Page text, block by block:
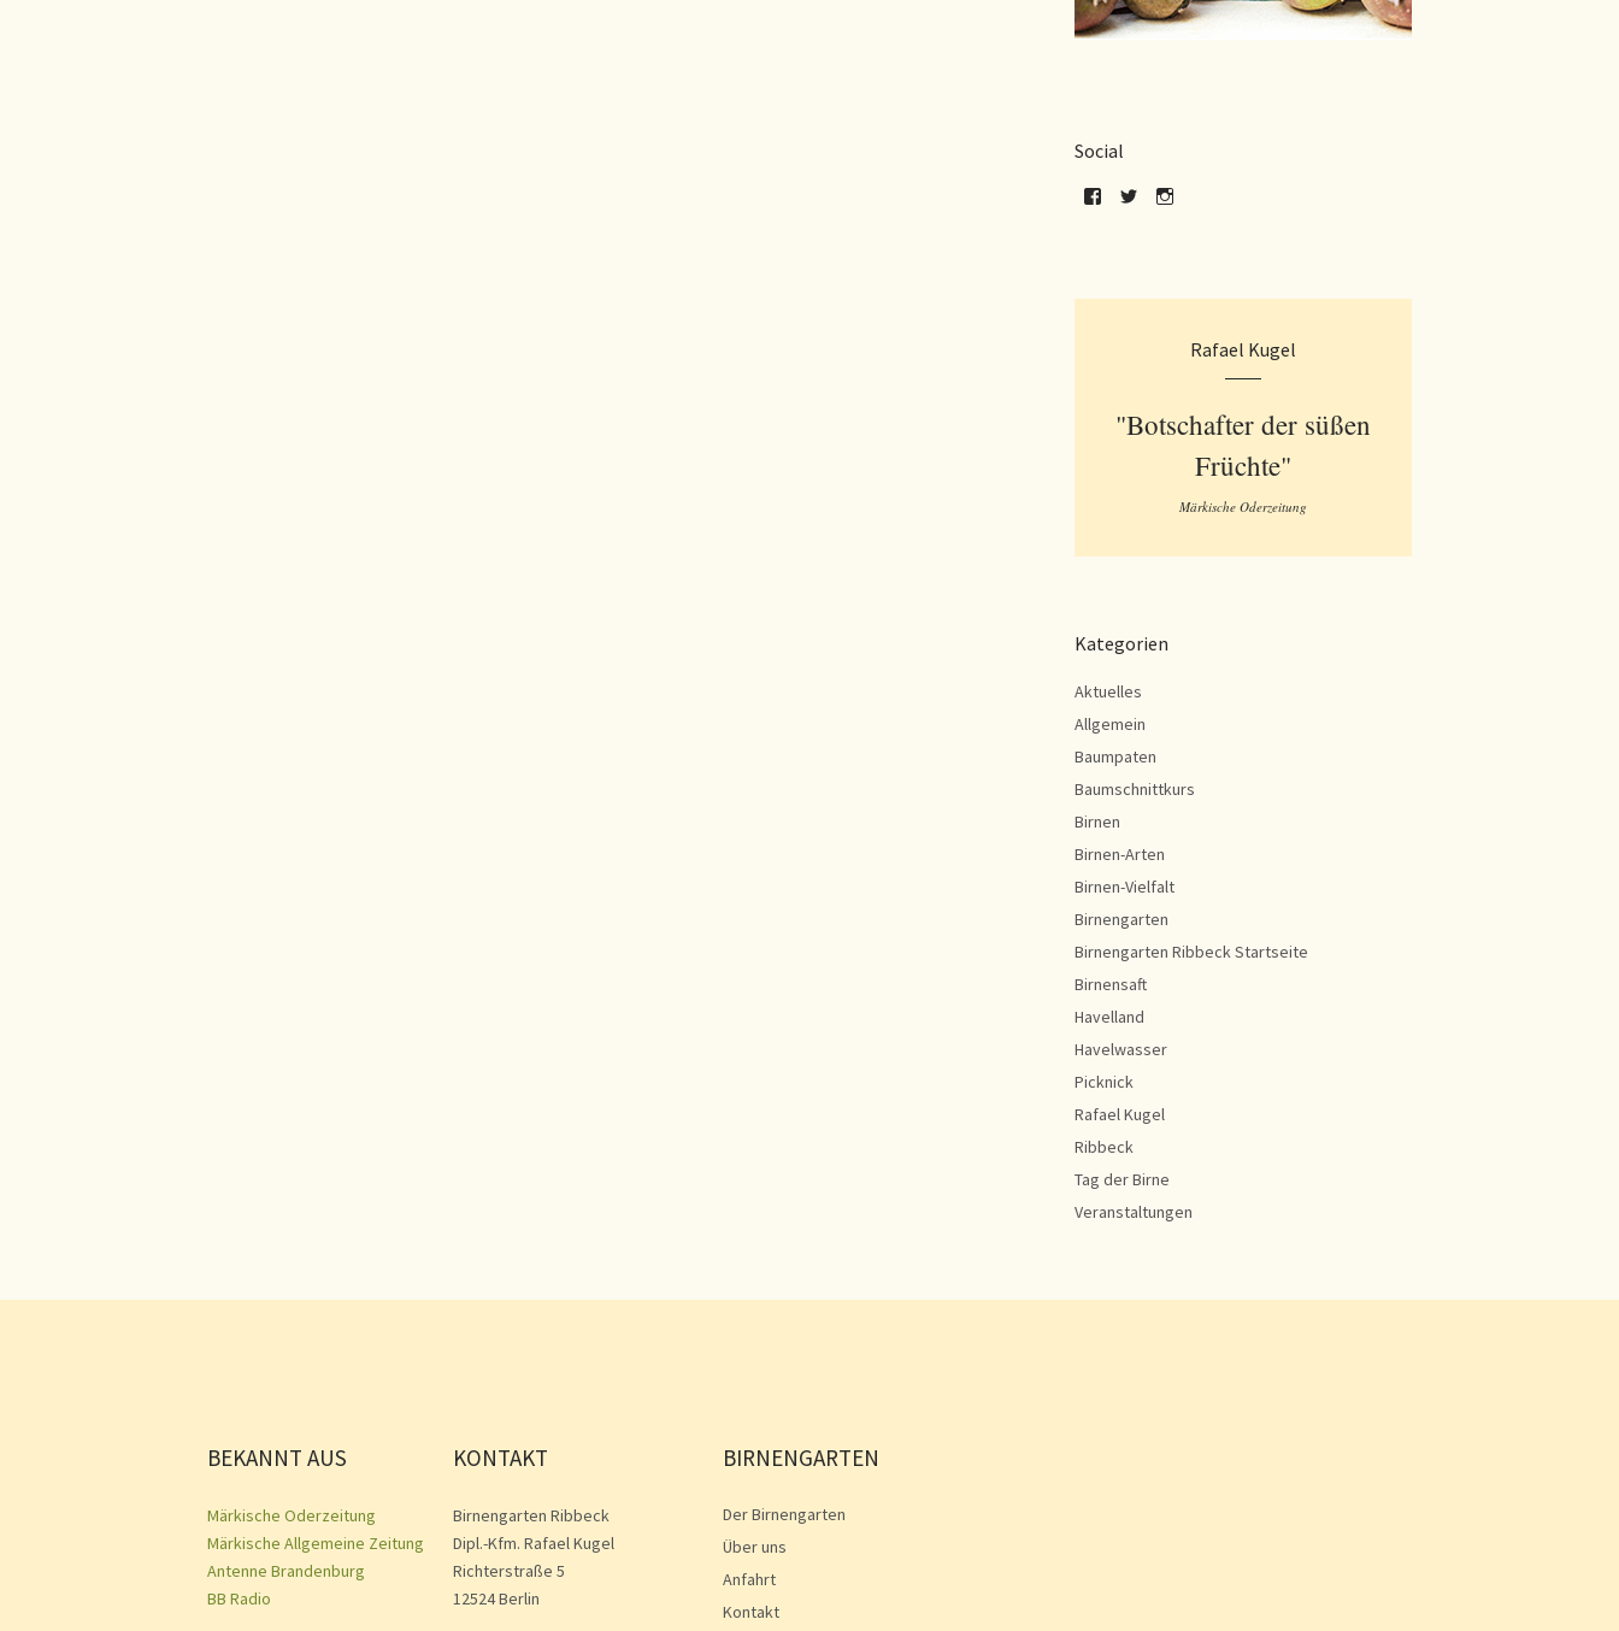
Social
Rafael Kugel
"Botschafter der süßen
Früchte"
Märkische Oderzeitung
Kategorien
Aktuelles
Allgemein
Baumpaten
Baumschnittkurs
Birnen
Birnen-Arten
Birnen-Vielfalt
Birnengarten
Birnengarten Ribbeck Startseite
Birnensaft
Havelland
Havelwasser
Picknick
Rafael Kugel
Ribbeck
Tag der Birne
Veranstaltungen
BEKANNT AUS
Märkische Oderzeitung
Märkische Allgemeine Zeitung
Antenne Brandenburg
BB Radio
KONTAKT
Birnengarten Ribbeck
Dipl.-Kfm. Rafael Kugel
Richterstraße 5
12524 Berlin
BIRNENGARTEN
Der Birnengarten
Über uns
Anfahrt
Kontakt